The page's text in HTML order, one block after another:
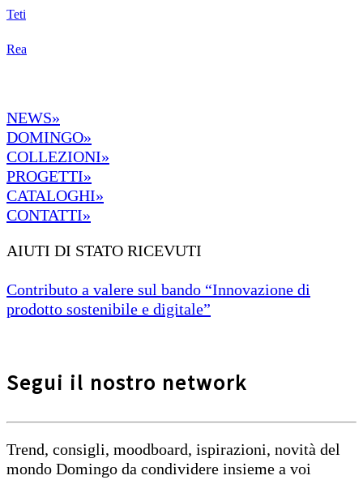
Teti
Rea
NEWS»
DOMINGO»
COLLEZIONI»
PROGETTI»
CATALOGHI»
CONTATTI»
AIUTI DI STATO RICEVUTI
Contributo a valere sul bando “Innovazione di
prodotto sostenibile e digitale”
Segui il nostro network
Trend, consigli, moodboard, ispirazioni, novità del
mondo Domingo da condividere insieme a voi